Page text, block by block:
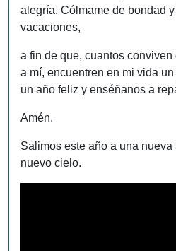
alegría. Cólmame de bondad
vacaciones,
a fin de que, cuantos
a mí, encuentren en mi vida
un año feliz y enséñanos a
Amén.
Salimos este año a una
nuevo cielo.